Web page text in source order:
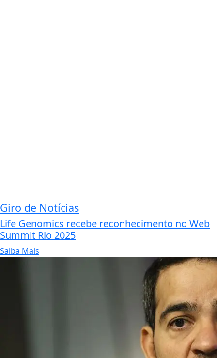
Giro de Notícias
Life Genomics recebe reconhecimento no Web
Summit Rio 2025
Saiba Mais